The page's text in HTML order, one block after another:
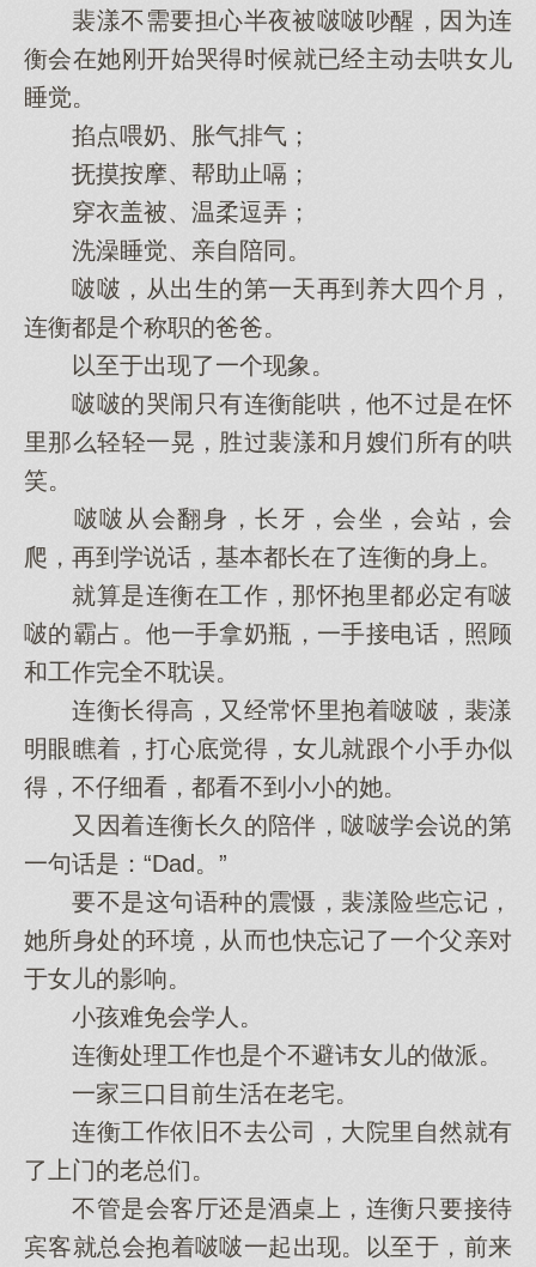
裴漾不需要担心半夜被啵啵吵醒，因为连
衡会在她刚开始哭得时候就已经主动去哄女儿
睡觉。
掐点喂奶、胀气排气；
抚摸按摩、帮助止嗝；
穿衣盖被、温柔逗弄；
洗澡睡觉、亲自陪同。
啵啵，从出生的第一天再到养大四个月，
连衡都是个称职的爸爸。
以至于出现了一个现象。
啵啵的哭闹只有连衡能哄，他不过是在怀
里那么轻轻一晃，胜过裴漾和月嫂们所有的哄
笑。
啵啵从会翻身，长牙，会坐，会站，会
爬，再到学说话，基本都长在了连衡的身上。
就算是连衡在工作，那怀抱里都必定有啵
啵的霸占。他一手拿奶瓶，一手接电话，照顾
和工作完全不耽误。
连衡长得高，又经常怀里抱着啵啵，裴漾
明眼瞧着，打心底觉得，女儿就跟个小手办似
得，不仔细看，都看不到小小的她。
又因着连衡长久的陪伴，啵啵学会说的第
一句话是：“Dad。”
要不是这句语种的震慑，裴漾险些忘记，
她所身处的环境，从而也快忘记了一个父亲对
于女儿的影响。
小孩难免会学人。
连衡处理工作也是个不避讳女儿的做派。
一家三口目前生活在老宅。
连衡工作依旧不去公司，大院里自然就有
了上门的老总们。
不管是会客厅还是酒桌上，连衡只要接待
宾客就总会抱着啵啵一起出现。以至于，前来